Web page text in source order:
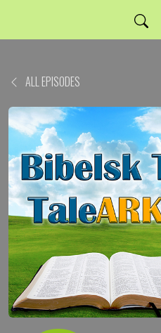
ALL EPISODES